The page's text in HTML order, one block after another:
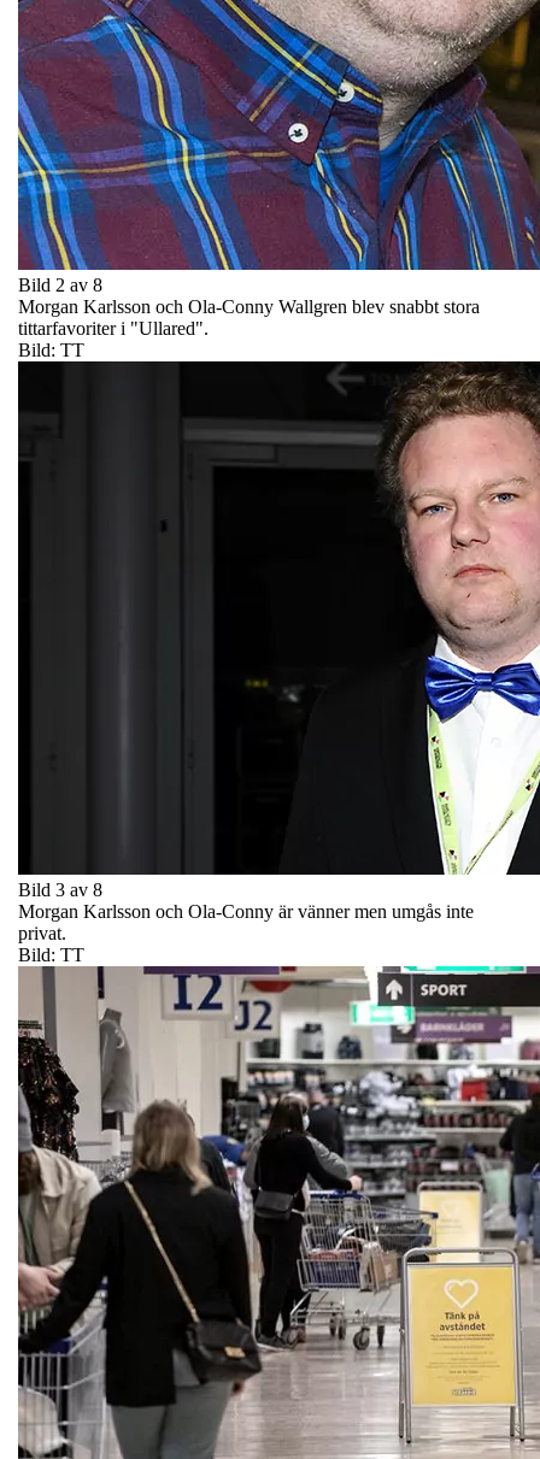
Bild 2 av 8
Morgan Karlsson och Ola-Conny Wallgren blev snabbt stora
tittarfavoriter i "Ullared".
Bild: TT
Bild 3 av 8
Morgan Karlsson och Ola-Conny är vänner men umgås inte
privat.
Bild: TT